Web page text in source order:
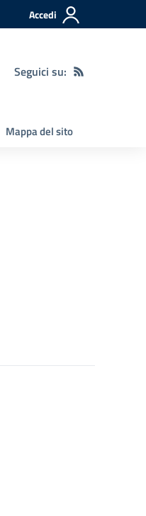
Accedi
Seguici su:
Mappa del sito